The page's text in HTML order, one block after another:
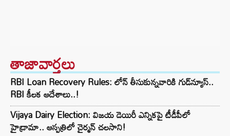
తాజావార్తలు
RBI Loan Recovery Rules: లోన్ తీసుకున్నవారికి గుడ్‌న్యూస్..
RBI కీలక ఆదేశాలు..!
Vijaya Dairy Election: విజయ డెయిరీ ఎన్నికపై టీడీపీలో
హైడ్రామా.. ఆస్పత్రిలో చైర్మన్ చలసాని!